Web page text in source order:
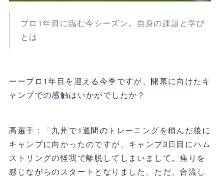
プロ1年目に臨む今シーズン。自身の課題と学び
とは
ーープロ1年目を迎える今季ですが、開幕に向けたキ
ャンプでの感触はいかがでしたか？
高選手：「九州で1週間のトレーニングを積んだ後に
キャンプに向かったのですが、キャンプ3日目にハム
ストリングの怪我で離脱してしまいまして。焦りを
感じながらのスタートとなりました。ただ、合流し